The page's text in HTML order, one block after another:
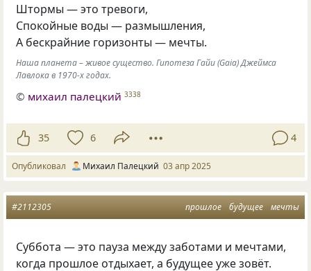
Штормы — это тревоги,
Спокойные воды — размышления,
А бескрайние горизонты — мечты.
Наша планета – живое существо. Гипотеза Гайи (Gaia) Джеймса
Лавлока в 1970-х годах.
© михаил палецкий 3338
35 6 4
Опубликовал Михаил Палецкий 03 апр 2025
прошлое будущее мечты
#2112305
Суббота — это пауза между заботами и мечтами,
когда прошлое отдыхает, а будущее уже зовёт.